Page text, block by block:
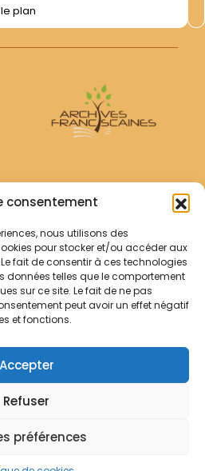
consentement
nous utilisons des
pour stocker et/ou accéder aux
fait de consentir à ces technologies
données telles que le comportement
sur ce site. Le fait de ne pas
peut avoir un effet négatif
et fonctions.
Accepter
Refuser
préférences
plan